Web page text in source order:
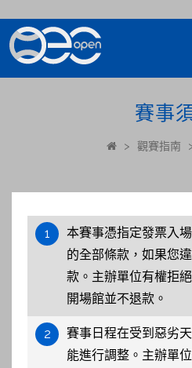
賽事
> 觀賽指南
1
本賽事憑指定發票入
的全部條款，如果您
款。主辦單位有權拒
開場館並不退款。
2
賽事日程在受到惡劣
能進行調整。主辦單